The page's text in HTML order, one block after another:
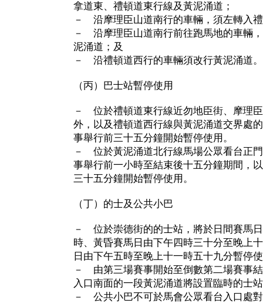
拿道東、禮頓道東行線及黃泥涌道；
－ 沿摩理臣山道南行的車輛，須左轉入
－ 沿摩理臣山道南行前往跑馬地的車輛
泥涌道；及
－ 沿禮頓道西行的車輛須改行黃泥涌道。
（丙）巴士站暫停使用
－ 位於禮頓道東行線近勿地臣街、摩理
外，以及禮頓道西行線與黃泥涌道交界處
事舉行前三十五分鐘開始暫停使用。
－ 位於黃泥涌道北行線馬場公眾看台正
事舉行前一小時至結束後十五分鐘期間，
三十五分鐘開始暫停使用。
（丁）的士及公共小巴
－ 位於崇德街的的士站，將於日間賽馬
時、黃昏賽馬日由下午四時三十分至晚上
日由下午五時至晚上十一時五十九分暫停
－ 由第三場賽事開始至倒數第二場賽事
入口南面的一段黃泥涌道將設置臨時的士
－ 公共小巴不可於馬會公眾看台入口處